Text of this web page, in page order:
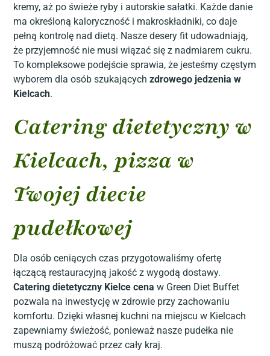
kremy, aż po świeże ryby i autorskie sałatki. Każde danie
ma określoną kaloryczność i makroskładniki, co daje
pełną kontrolę nad dietą. Nasze desery fit udowadniają,
że przyjemność nie musi wiązać się z nadmiarem cukru.
To kompleksowe podejście sprawia, że jesteśmy częstym
wyborem dla osób szukającychzdrowego jedzenia w
Kielcach.
Catering dietetyczny w
Kielcach, pizza w
Twojej diecie
pudełkowej
Dla osób ceniących czas przygotowaliśmy ofertę
łączącą restauracyjną jakość z wygodą dostawy.
Catering dietetyczny Kielce cena w Green Diet Buffet
pozwala na inwestycję w zdrowie przy zachowaniu
komfortu. Dzięki własnej kuchni na miejscu w Kielcach
zapewniamy świeżość, ponieważ nasze pudełka nie
muszą podróżować przez cały kraj.